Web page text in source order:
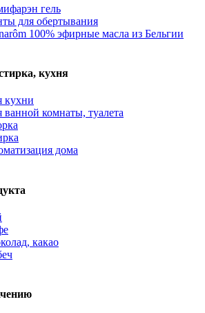
гель
для обертывания
100% эфирные масла из Бельгии
кухня
кухни
ванной комнаты, туалета
дома
какао